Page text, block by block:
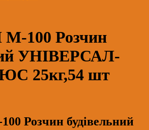
100 Розчин
УНІВЕРСАЛ-
25кг,54 шт
Розчин будівельний